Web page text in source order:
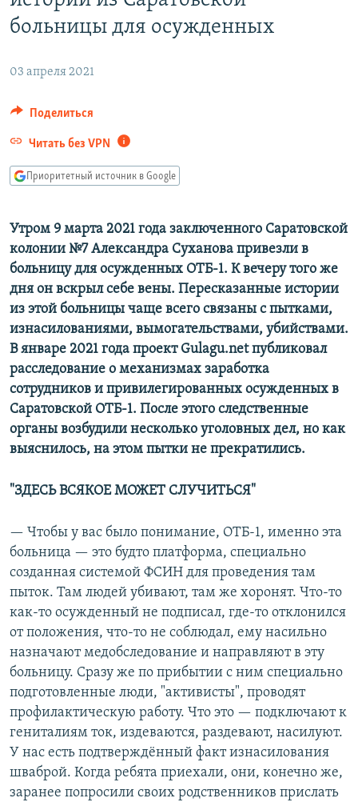
РАСПИСАНИЕ ВЕЩАНИЯ
ПОДПИШИТЕСЬ НА РАССЫЛКУ
больницы для осужденных
03 апреля 2021
Поделиться
Читать без VPN
Приоритетный источник в Google
Утром 9 марта 2021 года заключенного Саратовской
колонии №7 Александра Суханова привезли в
больницу для осужденных ОТБ-1. К вечеру того же
дня он вскрыл себе вены. Пересказанные истории
из этой больницы чаще всего связаны с пытками,
изнасилованиями, вымогательствами, убийствами.
В январе 2021 года проект Gulagu.net публиковал
расследование о механизмах заработка
сотрудников и привилегированных осужденных в
Саратовской ОТБ-1. После этого следственные
органы возбудили несколько уголовных дел, но как
выяснилось, на этом пытки не прекратились.
"ЗДЕСЬ ВСЯКОЕ МОЖЕТ СЛУЧИТЬСЯ"
— Чтобы у вас было понимание, ОТБ-1, именно эта
больница — это будто платформа, специально
созданная системой ФСИН для проведения там
пыток. Там людей убивают, там же хоронят. Что-то
как-то осужденный не подписал, где-то отклонился
от положения, что-то не соблюдал, ему насильно
назначают медобследование и направляют в эту
больницу. Сразу же по прибытии с ним специально
подготовленные люди, "активисты", проводят
профилактическую работу. Что это — подключают к
гениталиям ток, издеваются, раздевают, насилуют.
У нас есть подтверждённый факт изнасилования
шваброй. Когда ребята приехали, они, конечно же,
заранее попросили своих родственников прислать